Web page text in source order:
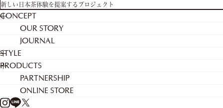
新しい日本茶体験を提案するプロジェクト
CONCEPT
OUR STORY
JOURNAL
STYLE
PRODUCTS
PARTNERSHIP
ONLINE STORE